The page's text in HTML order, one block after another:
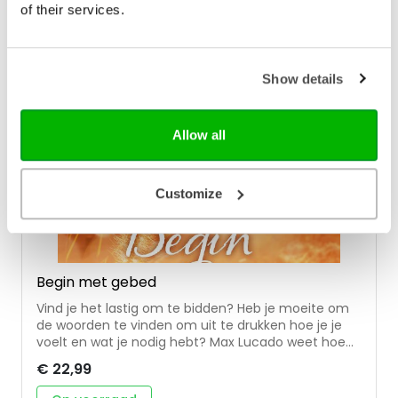
of their services.
Show details
Allow all
Customize
Begin met gebed
Vind je het lastig om te bidden? Heb je moeite om
de woorden te vinden om uit te drukken hoe je je
voelt en wat je nodig hebt? Max Lucado weet hoe
gebedenboek kan je helpen in je dagelijks leven een
gebedsroutine te vinden en je meer op je gemak te
€ 22,99